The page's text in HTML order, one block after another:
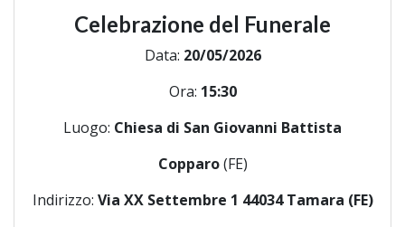
Celebrazione del Funerale
Data: 20/05/2026
Ora: 15:30
Luogo: Chiesa di San Giovanni Battista
Copparo(FE)
Indirizzo: Via XX Settembre 1 44034 Tamara (FE)